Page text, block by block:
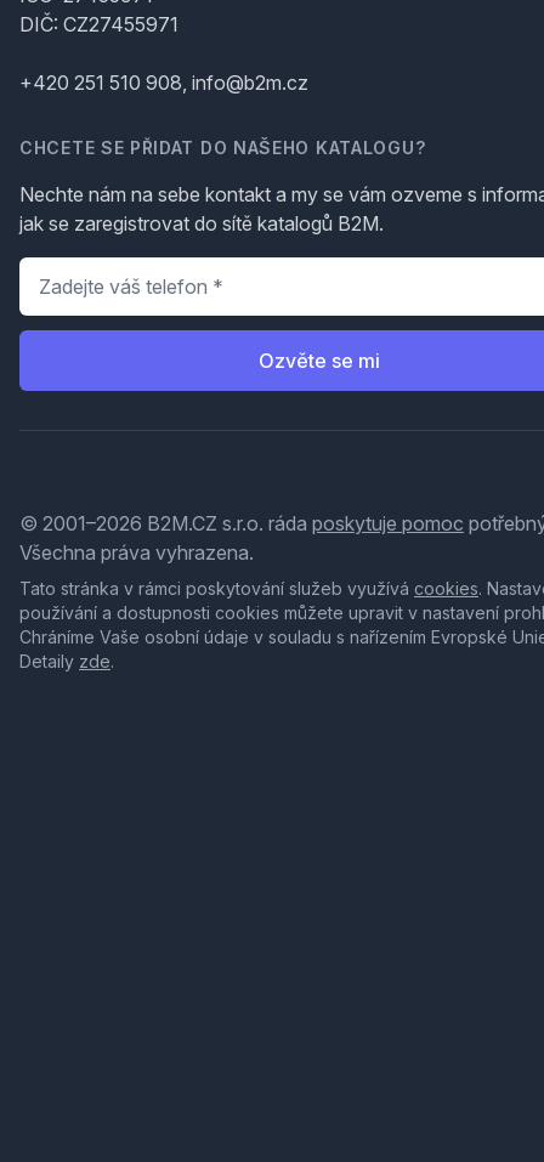
DIČ: CZ27455971
+420 251 510 908, info@b2m.cz
CHCETE SE PŘIDAT DO NAŠEHO KATALOGU?
Nechte nám na sebe kontakt a my se vám ozveme s
jak se zaregistrovat do sítě katalogů B2M.
Telefon
Ozvěte se mi
© 2001–2026 B2M.CZ s.r.o. ráda poskytuje pomoc
Všechna práva vyhrazena.
Tato stránka v rámci poskytování služeb využívá cookies.
používání a dostupnosti cookies můžete upravit v nastavení
Chráníme Vaše osobní údaje v souladu s nařízením Evropské
Detaily zde.